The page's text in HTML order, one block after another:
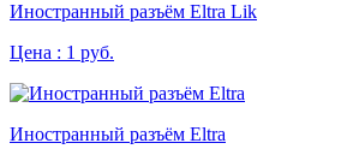
Иностранный разъём Eltra Lik
Цена : 1 руб.
Иностранный разъём Eltra